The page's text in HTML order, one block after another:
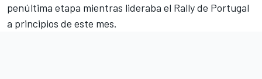
penúltima etapa mientras lideraba el Rally de Portugal
a principios de este mes.